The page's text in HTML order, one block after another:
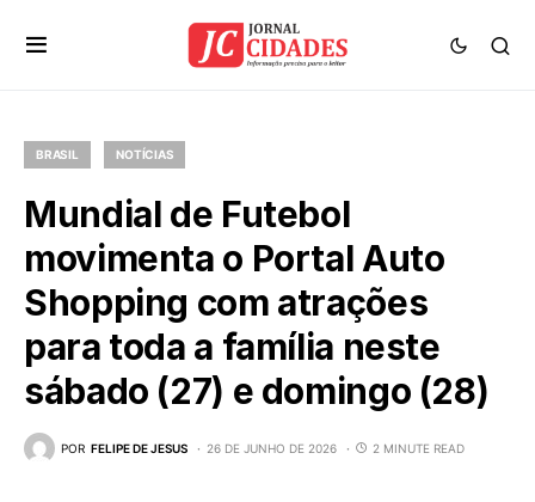
BRASIL NOTÍCIAS
Mundial de Futebol
movimenta o Portal Auto
Shopping com atrações
para toda a família neste
sábado (27) e domingo (28)
POR FELIPE DE JESUS 26 DE JUNHO DE 2026 2 MINUTE READ